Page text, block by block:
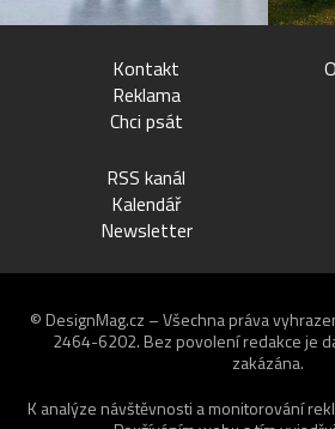
Kontakt
Reklama
Chci psát
RSS kanál
Kalendář
Newsletter
© DesignMag.cz – Všechna práva
2464-6202. Bez povolení redakce je
zakázána.
K analýze návštěvnosti a monitorování